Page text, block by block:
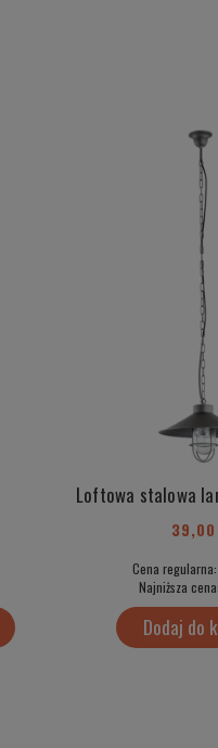
39,00
Cena
Najniższa
Dodaj do